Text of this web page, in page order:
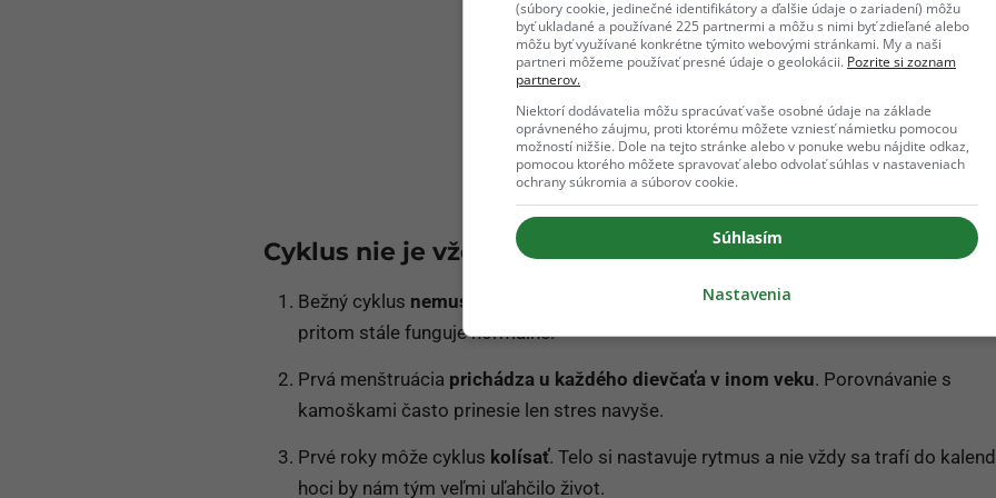
Cyklus nie je vždy presný ako hodinky
Bežný cyklus nemusí mať presne 28 dní
. Mnohé ženy majú kratší alebo dlhší
pritom stále funguje normálne.
Prvá menštruácia prichádza u každého dievčaťa v inom veku. Porovnávanie s
kamoškami často prinesie len stres navyše.
Prvé roky môže cyklus kolísať. Telo si nastavuje rytmus a nie vždy sa trafí do
hoci by nám tým veľmi uľahčilo život.
(súbory cookie, jedinečné identifikátory a ďalšie údaje o zariadení) môžu
byť ukladané a používané 225 partnermi a môžu s nimi byť zdieľané alebo
môžu byť využívané konkrétne týmito webovými stránkami. My a naši
partneri môžeme používať presné údaje o geolokácii. Pozrite si zoznam
partnerov.
Niektorí dodávatelia môžu spracúvať vaše osobné údaje na základe
oprávneného záujmu, proti ktorému môžete vzniesť námietku pomocou
možností nižšie. Dole na tejto stránke alebo v ponuke webu nájdite odkaz,
pomocou ktorého môžete spravovať alebo odvolať súhlas v nastaveniach
ochrany súkromia a súborov cookie.
Súhlasím
Nastavenia